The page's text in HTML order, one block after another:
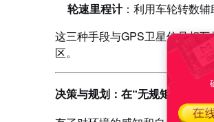
轮速里程计：利用车轮转数辅
这三种手段与GPS卫星信号相
区。
决策与规划：在“无规矩”的路上